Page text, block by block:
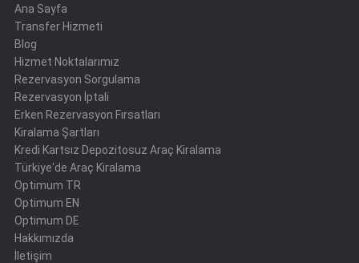
Ana Sayfa
Transfer Hizmeti
Blog
Hizmet Noktalarımız
Rezervasyon Sorgulama
Rezervasyon İptali
Erken Rezervasyon Fırsatları
Kiralama Şartları
Kredi Kartsız Depozitosuz Araç Kiralama
Türkiye'de Araç Kiralama
Optimum TR
Optimum EN
Optimum DE
Hakkımızda
İletişim